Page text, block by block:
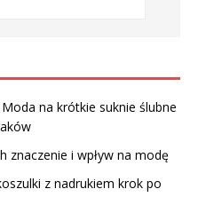
na krótkie suknie ślubne
znaczenie i wpływ na modę
z nadrukiem krok po